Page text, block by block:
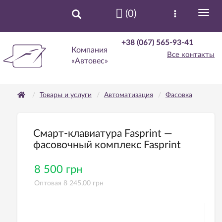
Компания
«Автовес»
+38 (067) 565-93-41
Все контакты
(0)
Товары и услуги Автоматизация Фасовка
Смарт-клавиатура Fasprint —
фасовочный комплекс Fasprint
8 500 грн
Оптовая 8 245,00 грн